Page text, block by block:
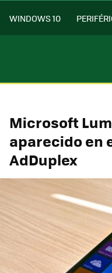
WINDOWS 10
Microsoft
aparecido en
AdDuplex